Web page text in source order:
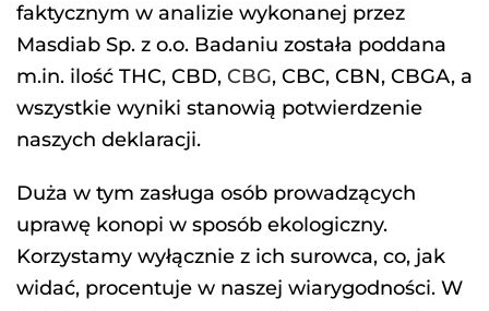
faktycznym w analizie wykonanej przez
Masdiab Sp. z o.o. Badaniu została poddana
m.in. ilość THC, CBD, CBG, CBC, CBN, CBGA, a
wszystkie wyniki stanowią potwierdzenie
naszych deklaracji.
Duża w tym zasługa osób prowadzących
uprawę konopi w sposób ekologiczny.
Korzystamy wyłącznie z ich surowca, co, jak
widać, procentuje w naszej wiarygodności. W